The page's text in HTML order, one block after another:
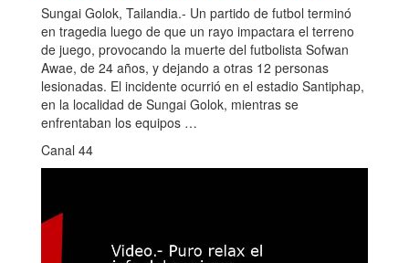
Sungai Golok, Tailandia.- Un partido de futbol terminó
en tragedia luego de que un rayo impactara el terreno
de juego, provocando la muerte del futbolista Sofwan
Awae, de 24 años, y dejando a otras 12 personas
lesionadas. El incidente ocurrió en el estadio Santiphap,
en la localidad de Sungai Golok, mientras se
enfrentaban los equipos …
Canal 44